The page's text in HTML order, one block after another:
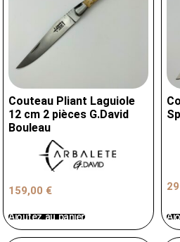
Couteau Pliant Laguiole
12 cm 2 pièces G.David
Bouleau
159,00 €
Ajoutez au panier